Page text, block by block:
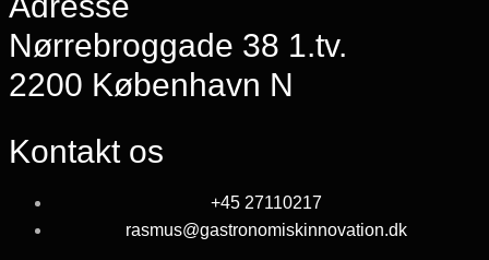
Nørrebroggade 38 1.tv.
2200 København N
Kontakt os
+45 27110217
rasmus@gastronomiskinnovation.dk